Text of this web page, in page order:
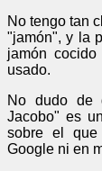
No tengo tan
"jamón", y la
jamón
usado.
No dudo de
Jacobo" es
sobre el que
Google ni en